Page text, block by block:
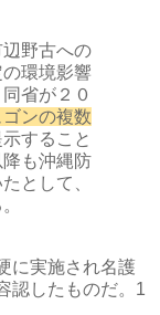
辺野古への
環境影響
省が２０
ゴンの複数
示すること
も沖縄防
として、
に実施され名護
認したものだ。1